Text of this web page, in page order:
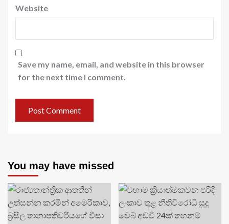
Website
Save my name, email, and website in this browser
for the next time I comment.
You may have missed